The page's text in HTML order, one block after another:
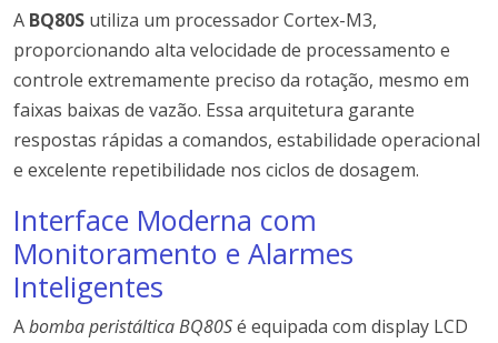
A BQ80S utiliza um processador Cortex-M3,
proporcionando alta velocidade de processamento e
controle extremamente preciso da rotação, mesmo em
faixas baixas de vazão. Essa arquitetura garante
respostas rápidas a comandos, estabilidade operacional
e excelente repetibilidade nos ciclos de dosagem.
Interface Moderna com
Monitoramento e Alarmes
Inteligentes
Abomba peristáltica BQ80Sé equipada com display LCD